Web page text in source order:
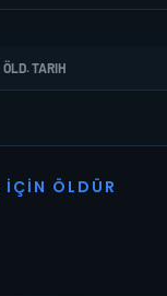
ÖLD. TARIH
İ ÇI N Ö L D Ü R